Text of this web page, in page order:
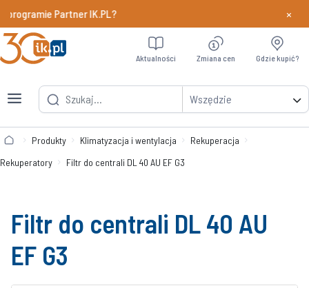
Partner IK.PL? Dowiedz
×
Wszędzie
Aktualności Zmiana cen Gdzie kupić?
Produkty Klimatyzacja i wentylacja
Rekuperacja
Rekuperatory
Filtr do centrali DL 40 AU EF G3
Filtr do centrali DL 40 AU
EF G3